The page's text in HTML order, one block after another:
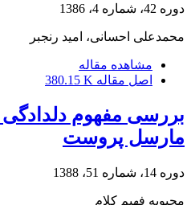
دوره 42، شماره 4، 1386
محمدعلی احسانی، امید رنجبر
مشاهده مقاله
اصل مقاله 380.15 K
بررسی مفهوم
مارسل پروست
دوره 14، شماره 51، 1388
محبوبه فهیم کلام